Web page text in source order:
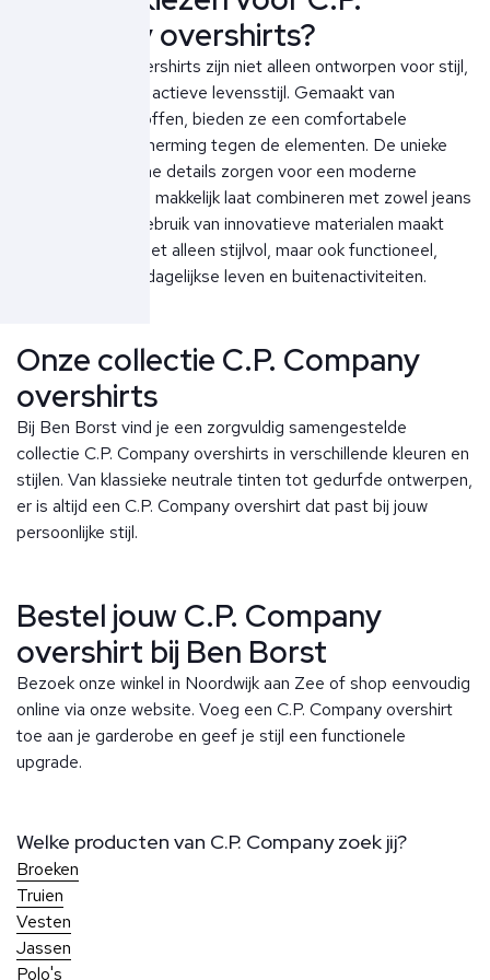
Company overshirts?
C.P. Company overshirts zijn niet alleen ontworpen voor stijl,
maar ook voor de actieve levensstijl. Gemaakt van
hoogwaardige stoffen, bieden ze een comfortabele
pasvorm en bescherming tegen de elementen. De unieke
snits en technische details zorgen voor een moderne
uitstraling die zich makkelijk laat combineren met zowel jeans
als chino’s. Het gebruik van innovatieve materialen maakt
deze overshirts niet alleen stijlvol, maar ook functioneel,
perfect voor het dagelijkse leven en buitenactiviteiten.
Onze collectie C.P. Company
overshirts
Bij Ben Borst vind je een zorgvuldig samengestelde
collectie C.P. Company overshirts in verschillende kleuren en
stijlen. Van klassieke neutrale tinten tot gedurfde ontwerpen,
er is altijd een C.P. Company overshirt dat past bij jouw
persoonlijke stijl.
Bestel jouw C.P. Company
overshirt bij Ben Borst
Bezoek onze winkel in Noordwijk aan Zee of shop eenvoudig
online via onze website. Voeg een C.P. Company overshirt
toe aan je garderobe en geef je stijl een functionele
upgrade.
Welke producten van C.P. Company zoek jij?
Broeken
Truien
Vesten
Jassen
Polo's